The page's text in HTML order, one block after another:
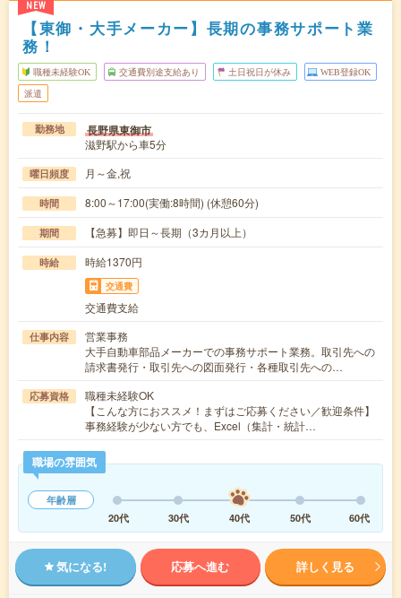
NEW
【東御・大手メーカー】長期の事務サポート業
務！
職種未経験OK 交通費別途支給あり 土日祝日が休み WEB登録OK
派遣
勤務地 長野県東御市
滋野駅から車5分
曜日頻度 月～金,祝
時間 8:00～17:00(実働:8時間) (休憩60分)
期間 【急募】即日～長期（3カ月以上）
時給 時給1370円
交通費
交通費支給
仕事内容
営業事務
大手自動車部品メーカーでの事務サポート業務。取引先への
請求書発行・取引先への図面発行・各種取引先への…
応募資格
職種未経験OK
【こんな方におススメ！まずはご応募ください／歓迎条件】
事務経験が少ない方でも、Excel（集計・統計…
職場の雰囲気
年齢層
20代
30代 40代 50代 60代
気になる! 応募へ進む 詳しく見る